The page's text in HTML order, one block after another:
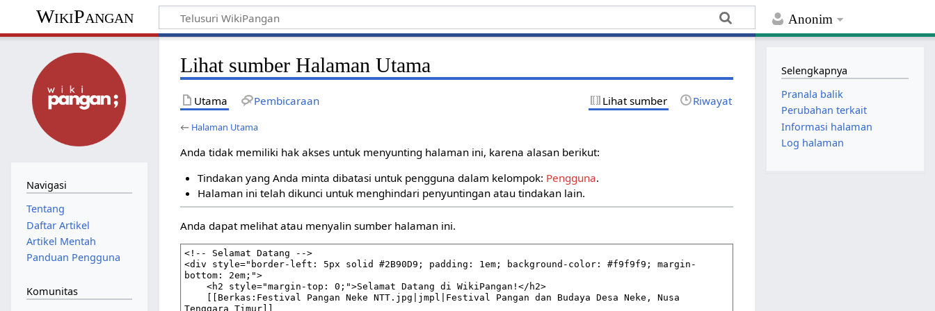
Anonim
WikiPangan
Lihat sumber Halaman Utama
Utama Pembicaraan Lihat sumber Riwayat
← Halaman Utama
Anda tidak memiliki hak akses untuk menyunting halaman ini, karena alasan berikut:
Tindakan yang Anda minta dibatasi untuk pengguna dalam kelompok: Pengguna.
Halaman ini telah dikunci untuk menghindari penyuntingan atau tindakan lain.
Anda dapat melihat atau menyalin sumber halaman ini.
Navigasi
Tentang
Daftar Artikel
Artikel Mentah
Panduan Pengguna
Komunitas
Selengkapnya
Pranala balik
Perubahan terkait
Informasi halaman
Log halaman